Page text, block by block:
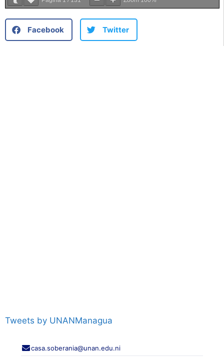
Facebook Twitter
Tweets by UNANManagua
casa.soberania@unan.edu.ni